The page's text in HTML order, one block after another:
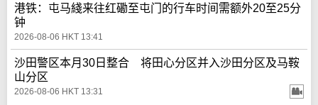
港铁：屯马綫来往红磡至屯门的行车时间需额外20至25分
钟
2026-08-06 HKT 13:41
沙田警区本月30日整合 将田心分区并入沙田分区及马鞍
山分区
2026-08-06 HKT 13:31